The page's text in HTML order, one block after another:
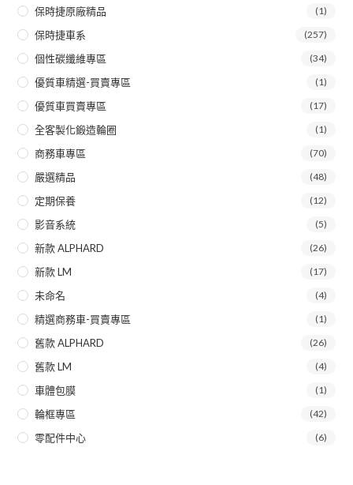
保時捷原廠精品 (1)
保時捷車系 (257)
個性碳纖維專區 (34)
優質車精選-買賣專區 (1)
優質車買賣專區 (17)
全客製化鍛造輪圈 (1)
商務車專區 (70)
嚴選精品 (48)
定期保養 (12)
影音系統 (5)
新款 ALPHARD (26)
新款 LM (17)
未命名 (4)
精選商務車-買賣專區 (1)
舊款 ALPHARD (26)
舊款 LM (4)
車體包膜 (1)
輪框專區 (42)
零配件中心 (6)